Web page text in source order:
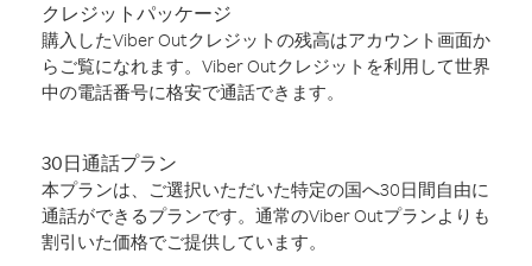
クレジットパッケージ
購入したViber Outクレジットの残高はアカウント画面か
らご覧になれます。Viber Outクレジットを利用して世界
中の電話番号に格安で通話できます。
30日通話プラン
本プランは、ご選択いただいた特定の国へ30日間自由に
通話ができるプランです。通常のViber Outプランよりも
割引いた価格でご提供しています。